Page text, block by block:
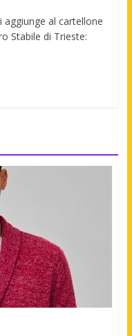
al cartellone
Stabile di Trieste: